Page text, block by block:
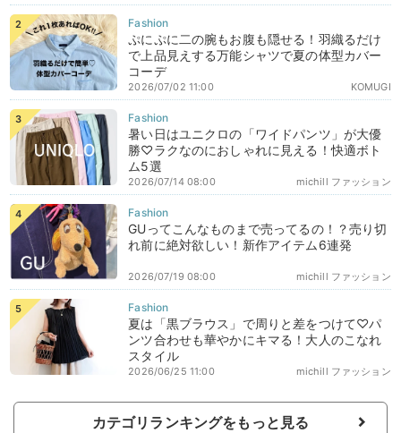
ぷにぷに二の腕もお腹も隠せる！羽織るだけ
で上品見えする万能シャツで夏の体型カバー
コーデ
KOMUGI
2026/07/02 11:00
暑い日はユニクロの「ワイドパンツ」が大優
勝♡ラクなのにおしゃれに見える！快適ボト
ム5選
michill ファッション
2026/07/14 08:00
GUってこんなものまで売ってるの！？売り切
れ前に絶対欲しい！新作アイテム6連発
michill ファッション
2026/07/19 08:00
夏は「黒ブラウス」で周りと差をつけて♡パ
ンツ合わせも華やかにキマる！大人のこなれ
スタイル
michill ファッション
2026/06/25 11:00
カテゴリランキングをもっと見る